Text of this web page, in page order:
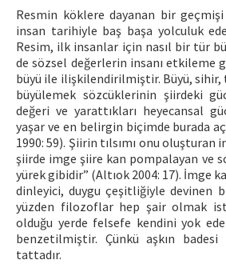
Resmin köklere dayanan bir
insan tarihiyle baş başa yolculuk
Resim, ilk insanlar için nasıl bir tür
de sözsel değerlerin insanı etkileme
büyü ile ilişkilendirilmiştir. Büyü, sihir,
büyülemek sözcüklerinin şiirdeki
değeri ve yarattıkları heyecansal
yaşar ve en belirgin biçimde burada
1990: 59). Şiirin tılsımı onu oluşturan
şiirde imge şiire kan pompalayan ve
yürek gibidir” (Altıok 2004: 17). İmge
dinleyici, duygu çeşitliğiyle devinen
yüzden filozoflar hep şair olmak
olduğu yerde felsefe kendini yok
benzetilmiştir. Çünkü aşkın badesi
tattadır.